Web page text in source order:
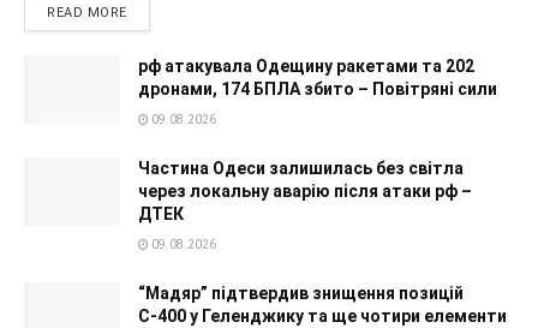
READ MORE
рф атакувала Одещину ракетами та 202
дронами, 174 БПЛА збито – Повітряні сили
09.08.2026
Частина Одеси залишилась без світла
через локальну аварію після атаки рф –
ДТЕК
09.08.2026
“Мадяр” підтвердив знищення позицій
С-400 у Геленджику та ще чотири елементи